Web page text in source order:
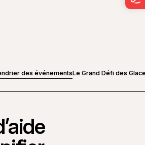
des événementsLe Grand Défi des